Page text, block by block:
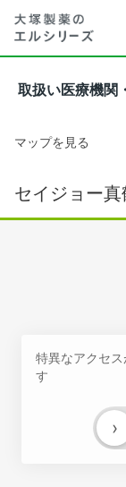
取扱い医療機関
マップを見る
セイジョー
特異なアクセ
す
›